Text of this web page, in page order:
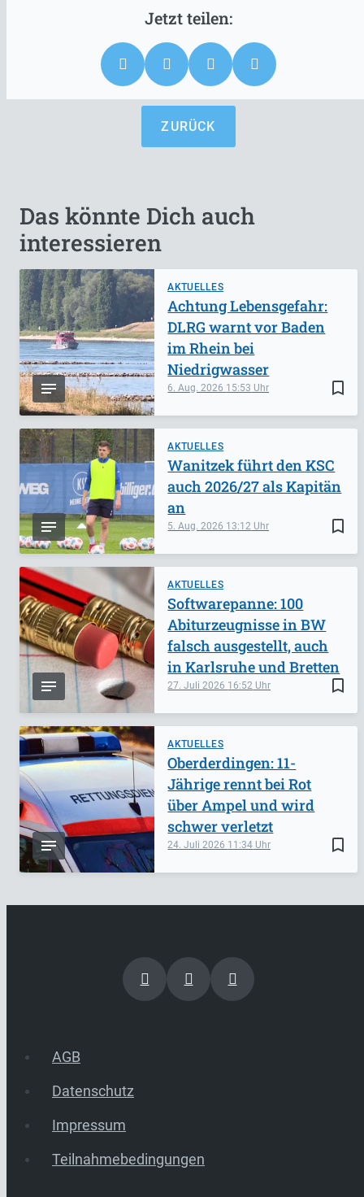
ZURÜCK
Das könnte Dich auch
interessieren
AKTUELLES
bookmark_border
6. Aug. 2026 15:53
Achtung Lebensgefahr:
DLRG warnt vor Baden
im Rhein bei
Niedrigwasser
AKTUELLES
bookmark_border
5. Aug. 2026 13:12
Wanitzek führt den KSC
auch 2026/27 als Kapitän
an
AKTUELLES
bookmark_border
27. Juli 2026 16:52
Softwarepanne: 100
Abiturzeugnisse in BW
falsch ausgestellt, auch
in Karlsruhe und Bretten
AKTUELLES
bookmark_border
24. Juli 2026 11:34
Oberderdingen: 11-
Jährige rennt bei Rot
über Ampel und wird
schwer verletzt
AGB
Datenschutz
Impressum
Teilnahmebedingungen